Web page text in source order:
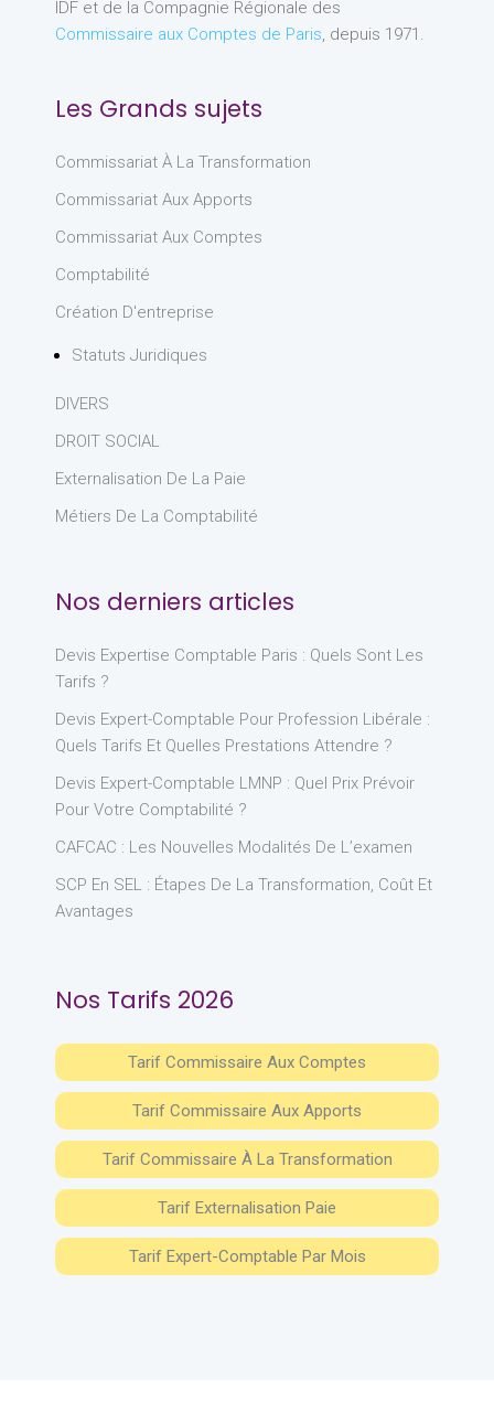
IDF et de la Compagnie Régionale des
Commissaire aux Comptes de Paris , depuis 1971.
Les Grands sujets
Commissariat À La Transformation
Commissariat Aux Apports
Commissariat Aux Comptes
Comptabilité
Création D'entreprise
Statuts Juridiques
DIVERS
DROIT SOCIAL
Externalisation De La Paie
Métiers De La Comptabilité
Nos derniers articles
Devis Expertise Comptable Paris : Quels Sont Les
Tarifs ?
Devis Expert-Comptable Pour Profession Libérale :
Quels Tarifs Et Quelles Prestations Attendre ?
Devis Expert-Comptable LMNP : Quel Prix Prévoir
Pour Votre Comptabilité ?
CAFCAC : Les Nouvelles Modalités De L’examen
SCP En SEL : Étapes De La Transformation, Coût Et
Avantages
Nos Tarifs 2026
Tarif Commissaire Aux Comptes
Tarif Commissaire Aux Apports
Tarif Commissaire À La Transformation
Tarif Externalisation Paie
Tarif Expert-Comptable Par Mois